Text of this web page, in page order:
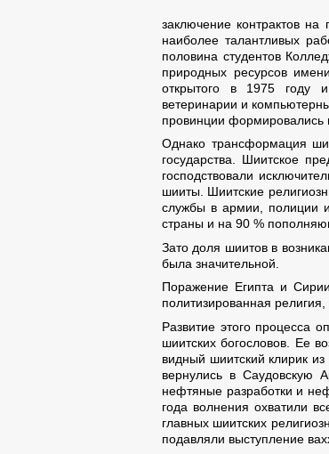
заключение контрактов на
наиболее талантливых
половина студентов
природных ресурсов
открытого в 1975 году и
ветеринарии и
провинции формировались
Однако трансформация
государства. Шиитское
господствовали
шииты. Шиитские
службы в армии, полиции
страны и на 90 %
Зато доля шиитов в
была значительной.
Поражение Египта и
политизированная
Развитие этого процесса
шиитских богословов. Ее
видный шиитский клирик
вернулись в Саудовскую
нефтяные разработки и
года волнения охватили
главных шиитских
подавляли выступление